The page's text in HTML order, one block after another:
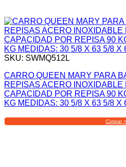
SKU: SWMQ512L
CARRO QUEEN MARY PARA
REPISAS ACERO INOXIDABLE
CAPACIDAD POR REPISA 90
KG MEDIDAS: 30 5/8 X 63 5/8
Cotizar +